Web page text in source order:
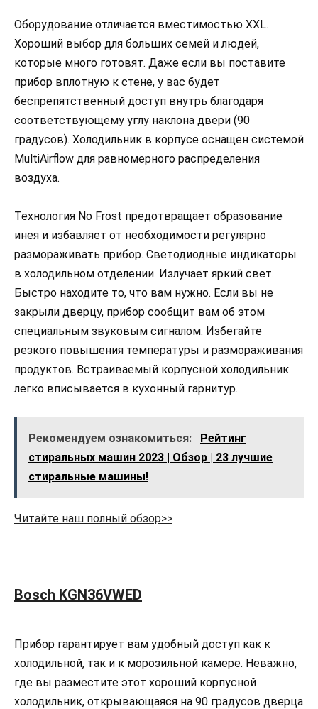
Оборудование отличается вместимостью XXL.
Хороший выбор для больших семей и людей,
которые много готовят. Даже если вы поставите
прибор вплотную к стене, у вас будет
беспрепятственный доступ внутрь благодаря
соответствующему углу наклона двери (90
градусов). Холодильник в корпусе оснащен системой
MultiAirflow для равномерного распределения
воздуха.
Технология No Frost предотвращает образование
инея и избавляет от необходимости регулярно
размораживать прибор. Светодиодные индикаторы
в холодильном отделении. Излучает яркий свет.
Быстро находите то, что вам нужно. Если вы не
закрыли дверцу, прибор сообщит вам об этом
специальным звуковым сигналом. Избегайте
резкого повышения температуры и размораживания
продуктов. Встраиваемый корпусной холодильник
легко вписывается в кухонный гарнитур.
Рекомендуем ознакомиться:
Рейтинг
стиральных машин 2023 | Обзор | 23 лучшие
стиральные машины!
Читайте наш полный обзор>>
Bosch KGN36VWED
Прибор гарантирует вам удобный доступ как к
холодильной, так и к морозильной камере. Неважно,
где вы разместите этот хороший корпусной
холодильник, открывающаяся на 90 градусов дверца